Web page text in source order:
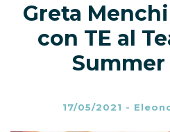
Greta
con TE al
Summer
17/05/2021 -